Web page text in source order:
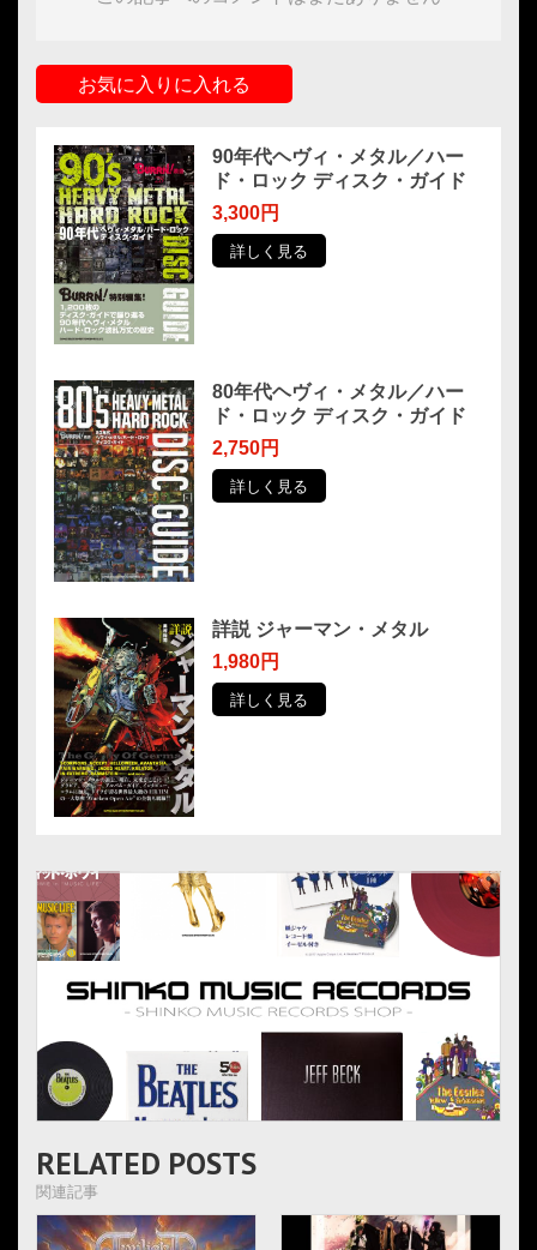
お気に入りに入れる
90年代ヘヴィ・メタル／ハー
ド・ロック ディスク・ガイド
3,300円
詳しく見る
80年代ヘヴィ・メタル／ハー
ド・ロック ディスク・ガイド
2,750円
詳しく見る
詳説 ジャーマン・メタル
1,980円
詳しく見る
RELATED POSTS
関連記事